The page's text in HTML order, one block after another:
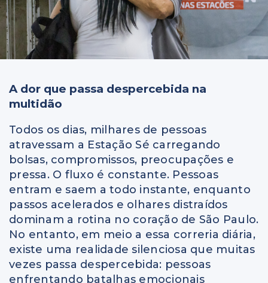
A dor que passa despercebida na
multidão
Todos os dias, milhares de pessoas
atravessam a Estação Sé carregando
bolsas, compromissos, preocupações e
pressa. O fluxo é constante. Pessoas
entram e saem a todo instante, enquanto
passos acelerados e olhares distraídos
dominam a rotina no coração de São Paulo.
No entanto, em meio a essa correria diária,
existe uma realidade silenciosa que muitas
vezes passa despercebida: pessoas
enfrentando batalhas emocionais